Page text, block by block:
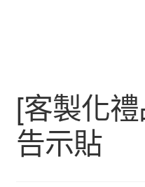
[客製化
告示貼